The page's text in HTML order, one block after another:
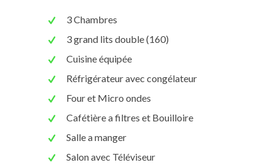
3 Chambres
3 grand lits double (160)
Cuisine équipée
Réfrigérateur avec congélateur
Four et Micro ondes
Cafétière a filtres et Bouilloire
Salle a manger
Salon avec Téléviseur